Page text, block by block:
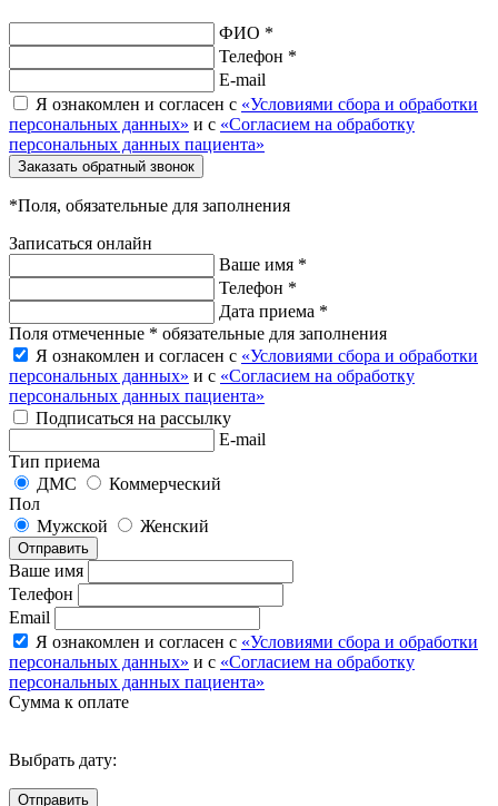
ФИО *
Телефон *
E-mail
Я ознакомлен и согласен с «Условиями сбора и обработки
персональных данных» и с «Согласием на обработку
персональных данных пациента»
Заказать обратный звонок
*Поля, обязательные для заполнения
Записаться онлайн
Ваше имя *
Телефон *
Дата приема *
Поля отмеченные * обязательные для заполнения
Я ознакомлен и согласен с «Условиями сбора и обработки
персональных данных» и с «Согласием на обработку
персональных данных пациента»
Подписаться на рассылку
E-mail
Тип приема
ДМС
Коммерческий
Пол
Мужской
Женский
Отправить
Ваше имя
Телефон
Email
Я ознакомлен и согласен с «Условиями сбора и обработки
персональных данных» и с «Согласием на обработку
персональных данных пациента»
Сумма к оплате
Выбрать дату: